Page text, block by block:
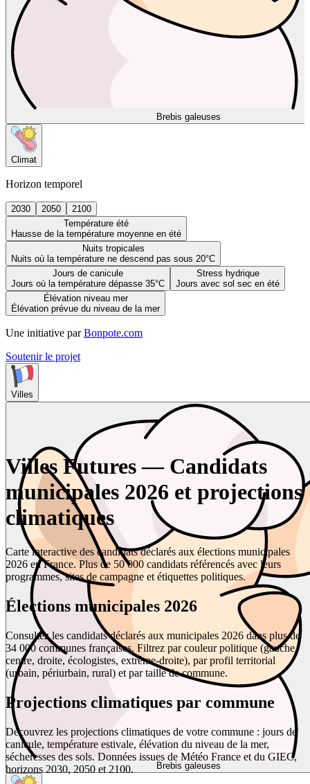
Brebis galeuses
Climat
Horizon temporel
2030 2050
2100
Température été
Hausse de la température moyenne en été
Nuits tropicales
Nuits où la température ne descend pas sous 20°C
Jours de canicule
Jours où la température dépasse 35°C
Stress hydrique
Jours avec sol sec en été
Élévation niveau mer
Élévation prévue du niveau de la mer
Une initiative par Bonpote.com
Soutenir le projet
Villes
Brebis galeuses
Villes Futures — Candidats
municipales 2026 et projections
climatiques
Carte interactive des candidats déclarés aux élections municipales
2026 en France. Plus de 50 000 candidats référencés avec leurs
programmes, sites de campagne et étiquettes politiques.
Élections municipales 2026
Consultez les candidats déclarés aux municipales 2026 dans plus de
34 000 communes françaises. Filtrez par couleur politique (gauche,
centre, droite, écologistes, extrême-droite), par profil territorial
(urbain, périurbain, rural) et par taille de commune.
Projections climatiques par commune
Découvrez les projections climatiques de votre commune : jours de
canicule, température estivale, élévation du niveau de la mer,
sécheresses des sols. Données issues de Météo France et du GIEC,
horizons 2030, 2050 et 2100.